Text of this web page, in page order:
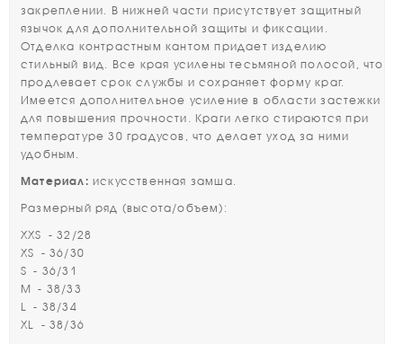
закреплении. В нижней части присутствует защитный
язычок для дополнительной защиты и фиксации.
Отделка контрастным кантом придает изделию
стильный вид. Все края усилены тесьмяной полосой, что
продлевает срок службы и сохраняет форму краг.
Имеется дополнительное усиление в области застежки
для повышения прочности. Краги легко стираются при
температуре 30 градусов, что делает уход за ними
удобным.
Материал: искусственная замша.
Размерный ряд (высота/объем):
XXS - 32/28
XS - 36/30
S - 36/31
M - 38/33
L - 38/34
XL - 38/36